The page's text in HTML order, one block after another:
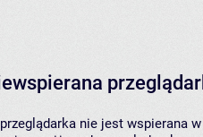
nie jest wspierana